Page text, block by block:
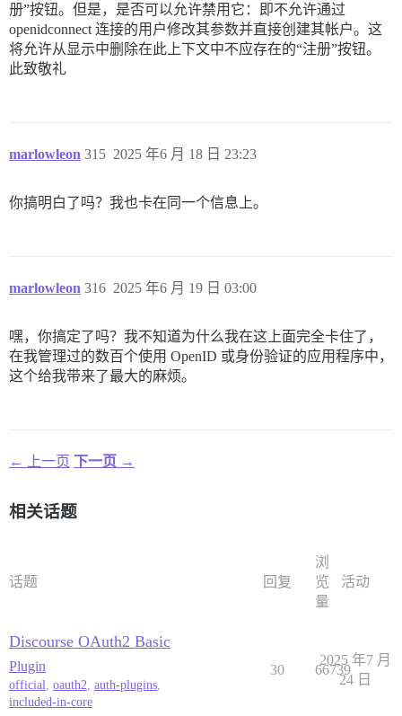
册”按钮。但是，是否可以允许禁用它：即不允许通过
openidconnect 连接的用户修改其参数并直接创建其帐户。这
将允许从显示中删除在此上下文中不应存在的“注册”按钮。
此致敬礼
marlowleon 2025 年6 月 18 日 23:23
315
你搞明白了吗？我也卡在同一个信息上。
marlowleon 2025 年6 月 19 日 03:00
316
嘿，你搞定了吗？我不知道为什么我在这上面完全卡住了，
在我管理过的数百个使用 OpenID 或身份验证的应用程序中，
这个给我带来了最大的麻烦。
← 上一页 下一页 →
相关话题
话题 回复
浏
览
量
活动
Discourse OAuth2 Basic
Plugin
official oauth2 auth-plugins
included-in-core
30 66739
2025 年7 月
24 日